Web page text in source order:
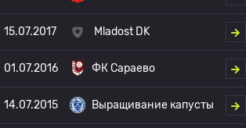
15.07.2017 Mladost DK
01.07.2016 ФК Сараево
14.07.2015 Выращивание капусты